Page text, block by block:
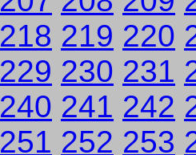
218 219 220
229 230 231
240 241 242
251 252 253